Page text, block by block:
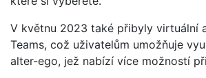
V květnu 2023 také přibyly virtuální
Teams, což uživatelům umožňuje
alter-ego, jež nabízí více možností